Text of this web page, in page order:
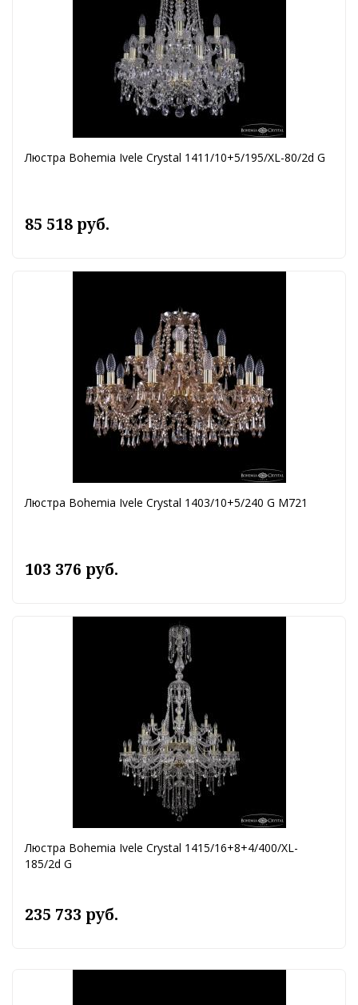
Люстра Bohemia Ivele Crystal 1411/10+5/195/XL-80/2d G
85 518 руб.
Люстра Bohemia Ivele Crystal 1403/10+5/240 G M721
103 376 руб.
Люстра Bohemia Ivele Crystal 1415/16+8+4/400/XL-
185/2d G
235 733 руб.